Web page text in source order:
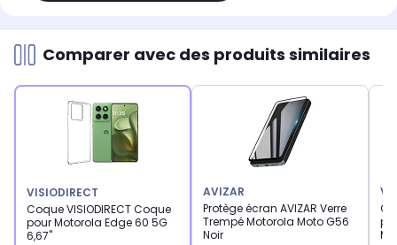
Comparer avec des produits similaires
VISIODIRECT
Coque VISIODIRECT Coque
pour Motorola Edge 60 5G
6,67"
AVIZAR
Protège écran AVIZAR Verre
Trempé Motorola Moto G56
Noir